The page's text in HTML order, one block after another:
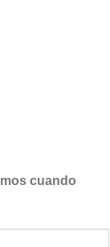
cuando